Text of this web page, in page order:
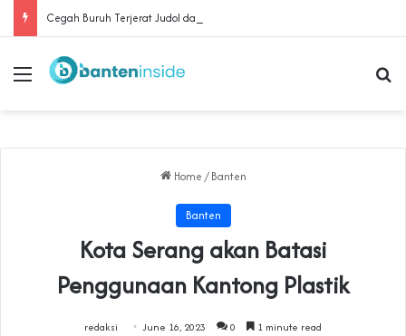
Menu
Home / Banten
Banten
Kota Serang akan Batasi
Penggunaan Kantong Plastik
redaksi June 16, 2023 0 1 minute read